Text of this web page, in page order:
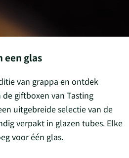
een glas
van grappa en ontdek
giftboxen van Tasting
uitgebreide selectie van de
verpakt in glazen tubes. Elke
voor één glas.